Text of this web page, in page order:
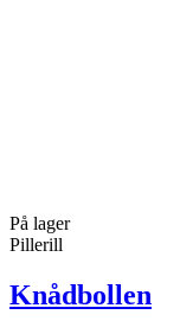
På lager
Pillerill
Knådbollen